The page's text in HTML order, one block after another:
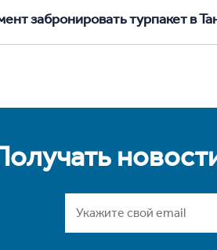
забронировать турпакет в